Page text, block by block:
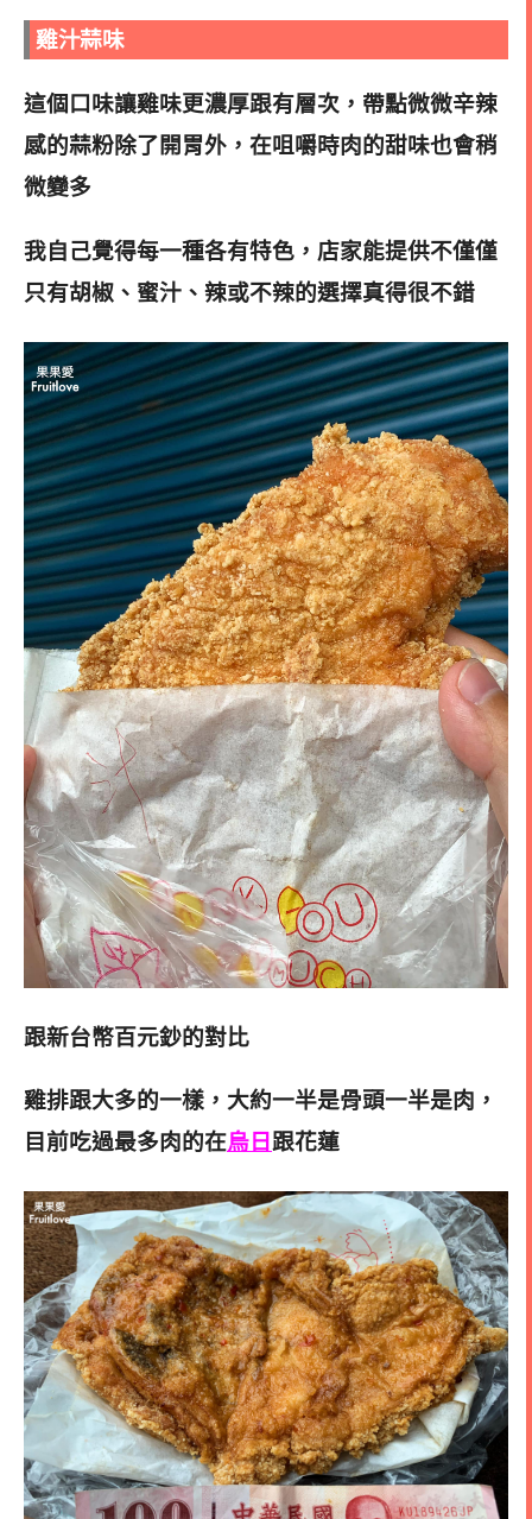
雞汁蒜味
這個口味讓雞味更濃厚跟有層次，帶點微微辛辣
感的蒜粉除了開胃外，在咀嚼時肉的甜味也會稍
微變多
我自己覺得每一種各有特色，店家能提供不僅僅
只有胡椒、蜜汁、辣或不辣的選擇真得很不錯
跟新台幣百元鈔的對比
雞排跟大多的一樣，大約一半是骨頭一半是肉，
目前吃過最多肉的在烏日 跟花蓮